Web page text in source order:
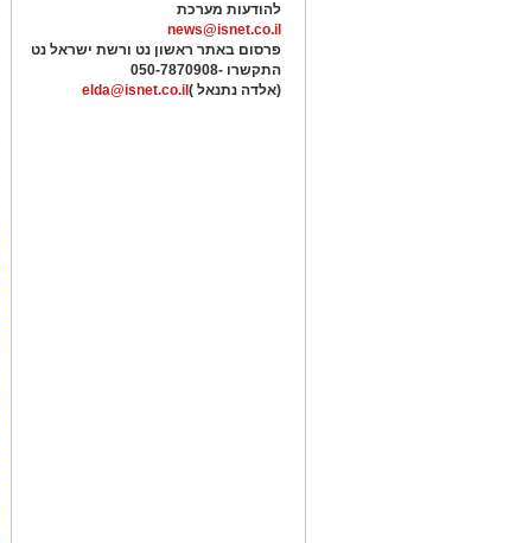
להודעות מערכת
news@isnet.co.il
פרסום באתר ראשון נט ורשת ישראל נט
התקשרו -050-7870908
(אלדה נתנאל ) elda@isnet.co.il